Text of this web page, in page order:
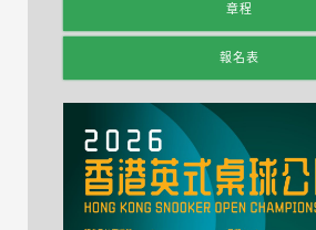
章程
報名表